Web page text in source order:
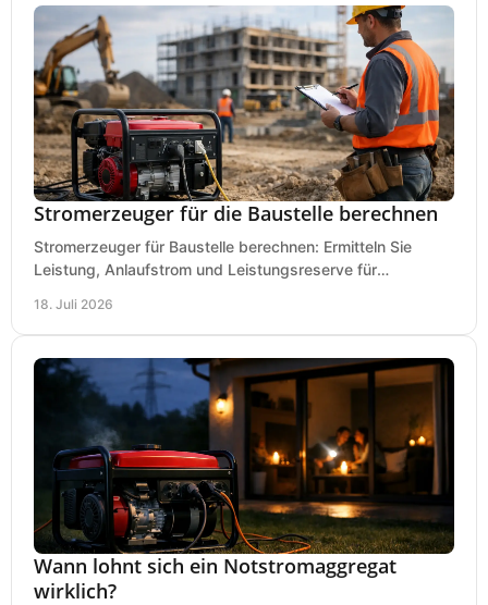
Stromerzeuger für die Baustelle berechnen
Stromerzeuger für Baustelle berechnen: Ermitteln Sie
Leistung, Anlaufstrom und Leistungsreserve für
18. Juli 2026
Wann lohnt sich ein Notstromaggregat
wirklich?